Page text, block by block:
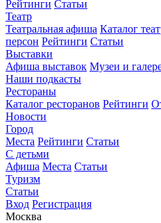
Рейтинги Статьи
Театр
Театральная афиша Каталог
персон Рейтинги Статьи
Выставки
Афиша выставок Музеи и
Наши подкасты
Рестораны
Каталог ресторанов Рейтинги
Новости
Город
Места Рейтинги Статьи
С детьми
Афиша Места Статьи
Туризм
Статьи
Вход Регистрация
Москва